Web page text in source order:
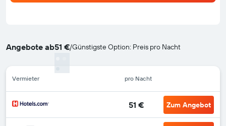
Angebote ab51 €/Günstigste Option: Preis pro Nacht
Vermieter pro Nacht
51 € Zum Angebot